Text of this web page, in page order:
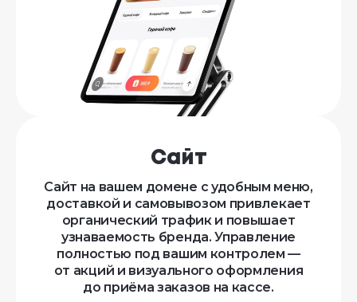
Сайт
Сайт на вашем домене с удобным меню,
доставкой и самовывозом привлекает
органический трафик и повышает
узнаваемость бренда. Управление
полностью под вашим контролем —
от акций и визуального оформления
до приёма заказов на кассе.